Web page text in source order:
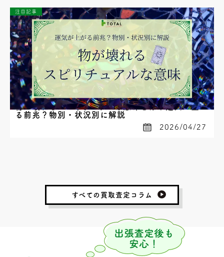
注目記事
物が壊れるスピリチュアルな意味とは？運気が上が
る前兆？物別・状況別に解説
2026/04/27
すべての買取査定コラム